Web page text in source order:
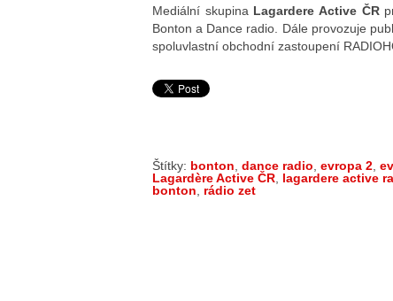
Mediální skupina Lagardere Active ČR
Bonton a Dance radio. Dále provozuje
spoluvlastní obchodní zastoupení
Štítky: bonton dance radio evropa 2
Lagardère Active ČR lagardere active
bonton
rádio zet